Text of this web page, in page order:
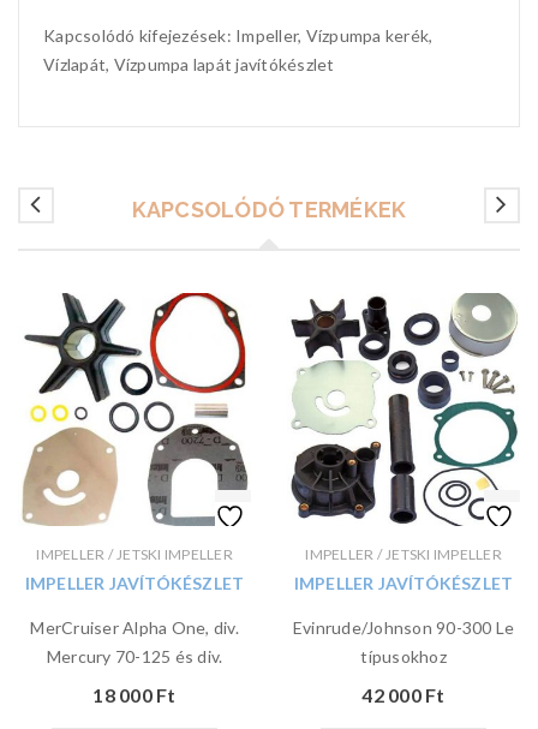
Kapcsolódó kifejezések: Impeller, Vízpumpa kerék,
Vízlapát, Vízpumpa lapát javítókészlet
KAPCSOLÓDÓ TERMÉKEK
IMPELLER / JETSKI IMPELLER
IMPELLER JAVÍTÓKÉSZLET
MerCruiser Alpha One, div.
Mercury 70-125 és div.
18 000 Ft
IMPELLER / JETSKI IMPELLER
IMPELLER JAVÍTÓKÉSZLET
Evinrude/Johnson 90-300 Le
típusokhoz
42 000 Ft